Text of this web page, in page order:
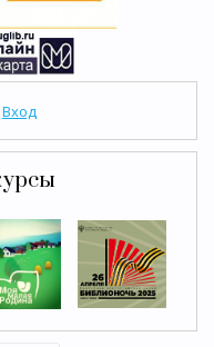
Вход